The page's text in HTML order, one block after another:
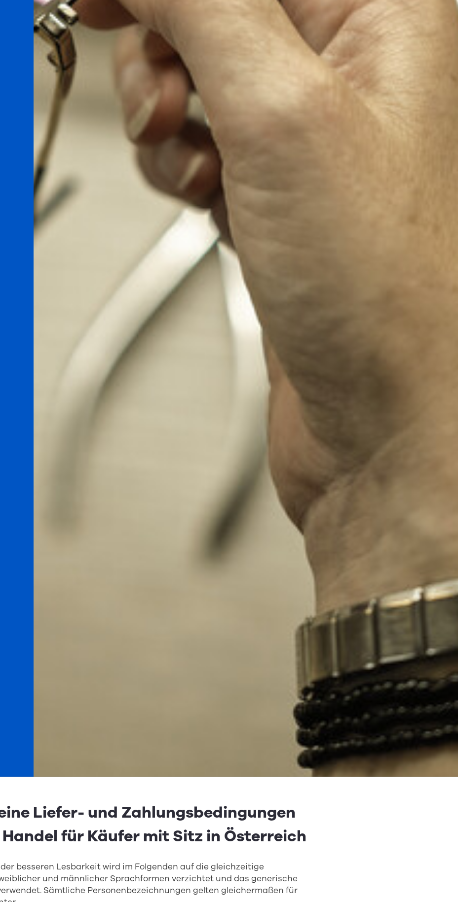
Liefer- und Zahlungsbedingungen
für Käufer mit Sitz in Österreich
besseren Lesbarkeit wird im Folgenden auf die gleichzeitige
und männlicher Sprachformen verzichtet und das generische
Sämtliche Personenbezeichnungen gelten gleichermaßen für